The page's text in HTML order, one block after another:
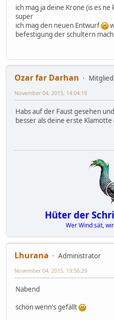
ich mag ja deine Krone (is es
super
ich mag den neuen Entwurf
befestigung der schultern
Ozar far Darhan
Mitglied
November 04, 2015, 14:04:18
Habs auf der Faust gesehen
besser als deine erste
Hüter der
Wer Wind sät,
Lhurana
Administrator
November 04, 2015, 19:56:29
Nabend
schön wenn's gefällt